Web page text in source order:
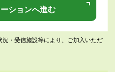
ションへ進む
・受信施設等により、ご加入いただ